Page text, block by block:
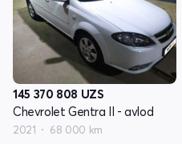
145 370 808 UZS
Chevrolet Gentra II - avlod
2021 68 000 km